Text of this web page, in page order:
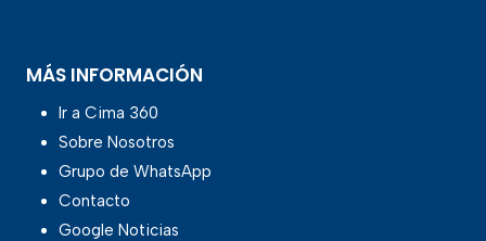
MÁS INFORMACIÓN
Ir a Cima 360
Sobre Nosotros
Grupo de WhatsApp
Contacto
Google Noticias